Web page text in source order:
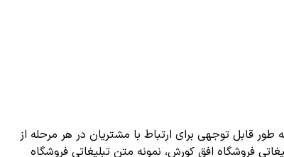
قابل توجهی برای ارتباط با مشتریان در هر مرحله از
فروشگاه افق کورش، نمونه متن تبلیغاتی فروشگاه